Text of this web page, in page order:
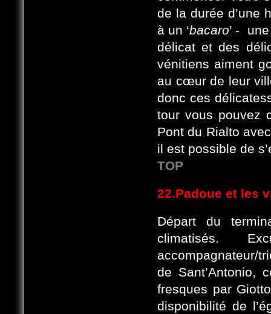
de la durée d’une
à un ‘bacaro’ -
délicat et des
vénitiens aiment
au cœur de leur
donc ces
tour vous pouvez
Pont du Rialto
il est possible de
TOP
22.Padoue et les
Départ du
climatisés.
accompagnateur/
de Sant’Antonio,
fresques par
disponibilité de